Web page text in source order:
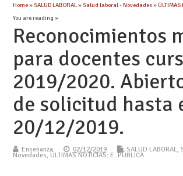
Home»SALUD LABORAL»Salud laboral - Novedades»ÚLTIMAS
You are reading »
Reconocimientos
para docentes
2019/2020.
de solicitud hasta
20/12/2019.
Enseñanza 02/12/2019 SALUD LABORAL,
Novedades, ÚLTIMAS NOTICIAS: E. PÚBLICA